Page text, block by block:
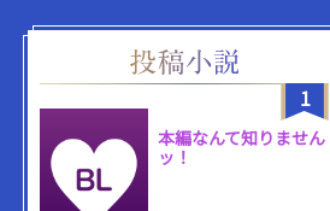
1
本編なんて知りません
ッ！